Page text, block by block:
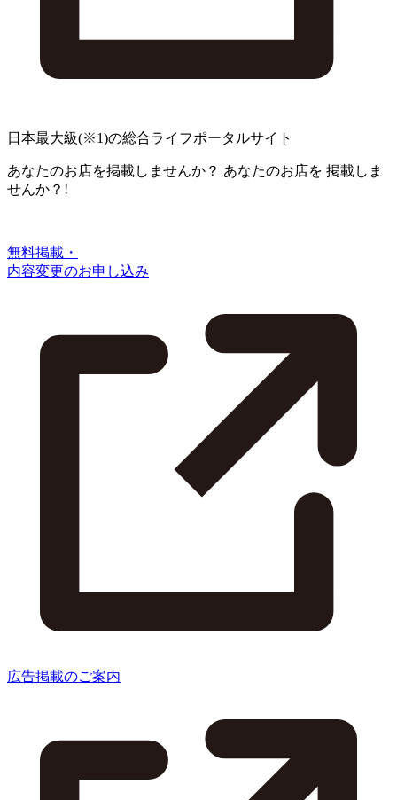
日本最大級(※1)の総合ライフポータルサイト
あなたのお店を掲載しませんか？ あなたのお店を 掲載しま
せんか？!
無料掲載・
内容変更のお申し込み
広告掲載のご案内